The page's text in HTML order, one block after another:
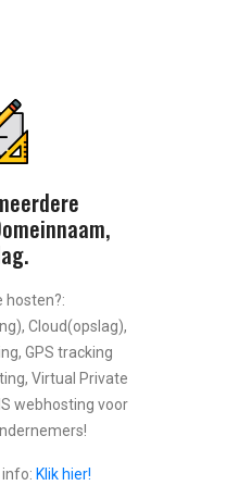
hosten?:
Cloud(opslag),
GPS tracking
Virtual Private
webhosting voor
Klik hier!